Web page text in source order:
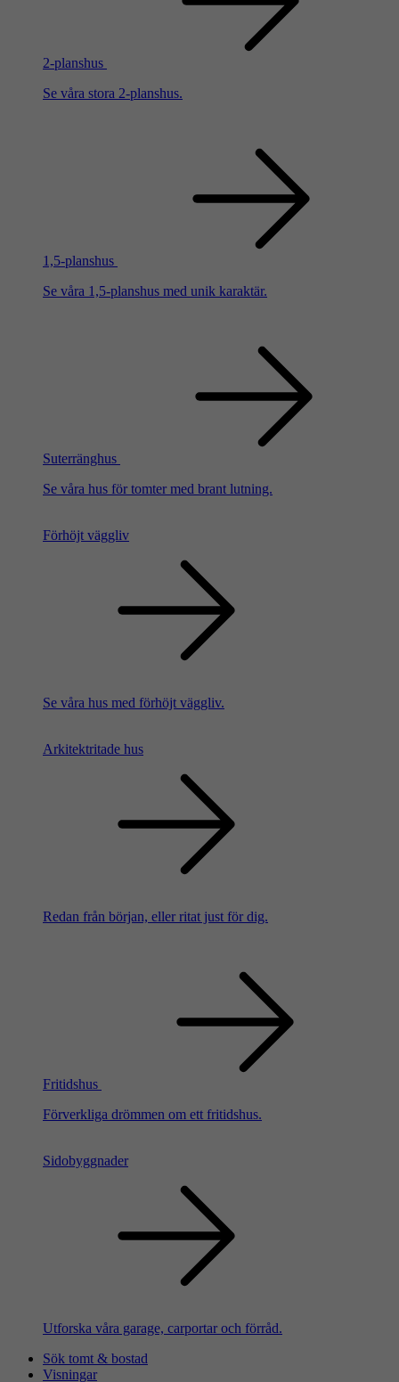
2-planshus
Se våra stora 2-planshus.
1,5-planshus
Se våra 1,5-planshus med unik karaktär.
Suterränghus
Se våra hus för tomter med brant lutning.
Förhöjt väggliv
Se våra hus med förhöjt väggliv.
Arkitektritade hus
Redan från början, eller ritat just för dig.
Fritidshus
Förverkliga drömmen om ett fritidshus.
Sidobyggnader
Utforska våra garage, carportar och förråd.
Sök tomt & bostad
Visningar